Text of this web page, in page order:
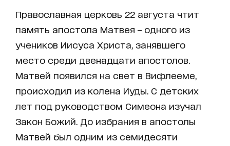
Православная церковь 22 августа чтит
память апостола Матвея – одного из
учеников Иисуса Христа, занявшего
место среди двенадцати апостолов.
Матвей появился на свет в Вифлееме,
происходил из колена Иуды. С детских
лет под руководством Симеона изучал
Закон Божий. До избрания в апостолы
Матвей был одним из семидесяти